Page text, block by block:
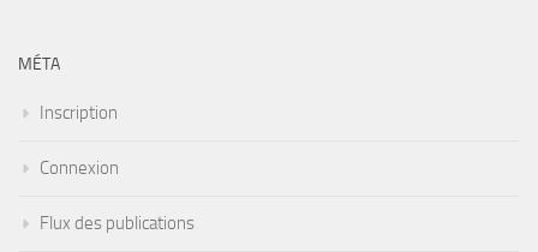
MÉTA
Inscription
Connexion
Flux des publications